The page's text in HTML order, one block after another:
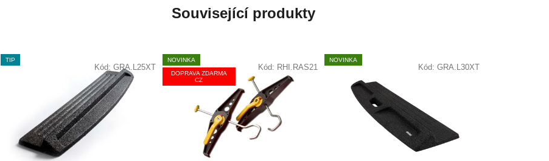
Související produkty
TIP
Kód: GRA.L25XT
NOVINKA
DOPRAVA ZDARMA
CZ
Kód: RHI.RAS21
NOVINKA
Kód: GRA.L30XT